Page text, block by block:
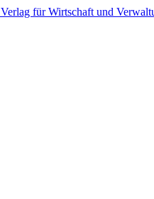
Verlag für Wirtschaft und